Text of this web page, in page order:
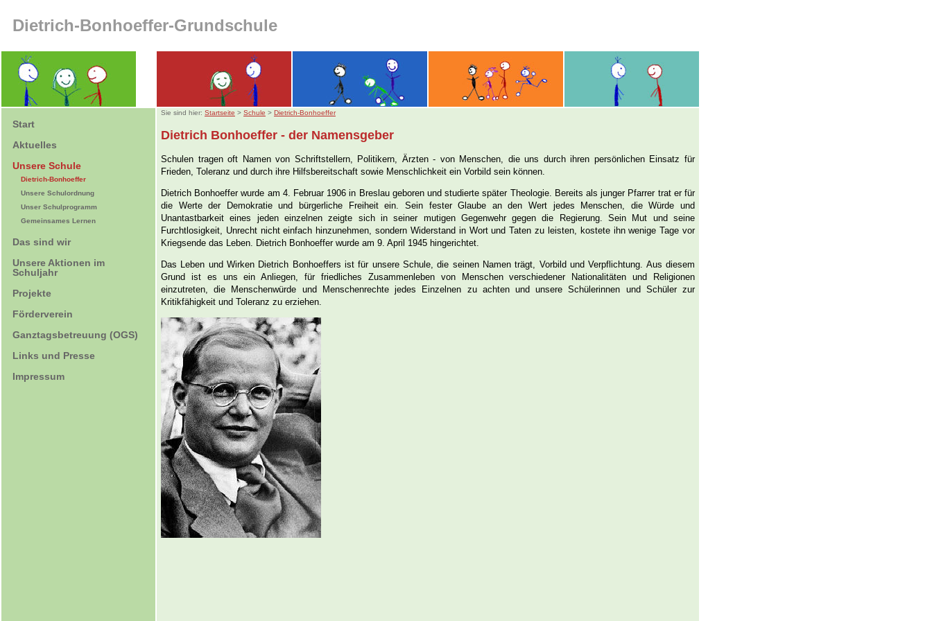
Dietrich-Bonhoeffer-Grundschule
Start
Aktuelles
Unsere Schule
Dietrich-Bonhoeffer
Unsere Schulordnung
Unser Schulprogramm
Gemeinsames Lernen
Das sind wir
Unsere Aktionen im
Schuljahr
Projekte
Förderverein
Ganztagsbetreuung (OGS)
Links und Presse
Impressum
Sie sind hier: Startseite > Schule > Dietrich-Bonhoeffer
Dietrich Bonhoeffer - der Namensgeber
Schulen tragen oft Namen von Schriftstellern, Politikern, Ärzten - von Menschen, die uns durch ihren persönlichen Einsatz für
Frieden, Toleranz und durch ihre Hilfsbereitschaft sowie Menschlichkeit ein Vorbild sein können.
Dietrich Bonhoeffer wurde am 4. Februar 1906 in Breslau geboren und studierte später Theologie. Bereits als junger Pfarrer trat er für
die Werte der Demokratie und bürgerliche Freiheit ein. Sein fester Glaube an den Wert jedes Menschen, die Würde und
Unantastbarkeit eines jeden einzelnen zeigte sich in seiner mutigen Gegenwehr gegen die Regierung. Sein Mut und seine
Furchtlosigkeit, Unrecht nicht einfach hinzunehmen, sondern Widerstand in Wort und Taten zu leisten, kostete ihn wenige Tage vor
Kriegsende das Leben. Dietrich Bonhoeffer wurde am 9. April 1945 hingerichtet.
Das Leben und Wirken Dietrich Bonhoeffers ist für unsere Schule, die seinen Namen trägt, Vorbild und Verpflichtung. Aus diesem
Grund ist es uns ein Anliegen, für friedliches Zusammenleben von Menschen verschiedener Nationalitäten und Religionen
einzutreten, die Menschenwürde und Menschenrechte jedes Einzelnen zu achten und unsere Schülerinnen und Schüler zur
Kritikfähigkeit und Toleranz zu erziehen.